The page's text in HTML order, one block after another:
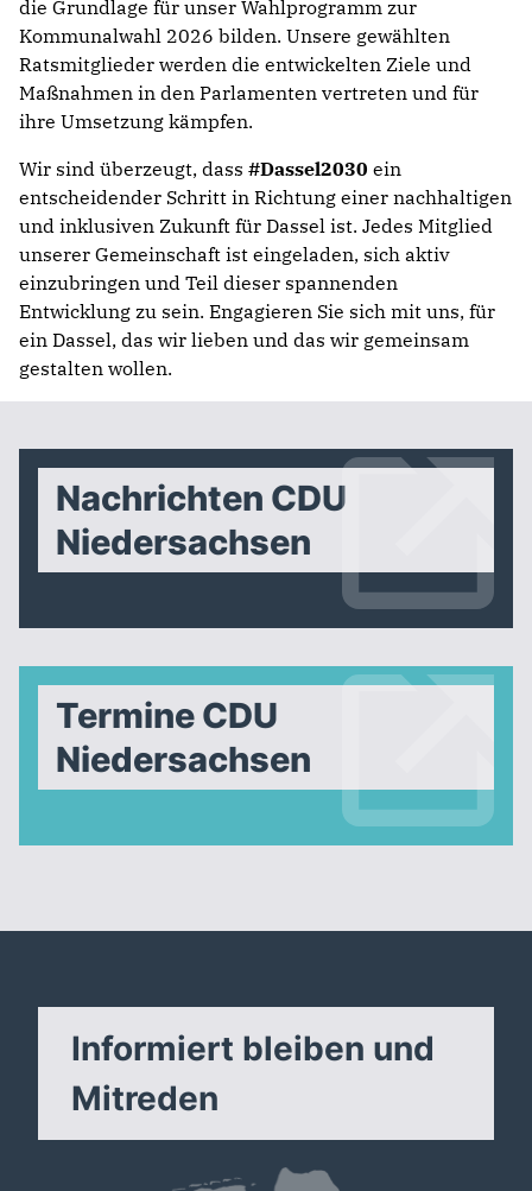
die Grundlage für unser Wahlprogramm zur
Kommunalwahl 2026 bilden. Unsere gewählten
Ratsmitglieder werden die entwickelten Ziele und
Maßnahmen in den Parlamenten vertreten und für
ihre Umsetzung kämpfen.
Wir sind überzeugt, dass #Dassel2030 ein
entscheidender Schritt in Richtung einer nachhaltigen
und inklusiven Zukunft für Dassel ist. Jedes Mitglied
unserer Gemeinschaft ist eingeladen, sich aktiv
einzubringen und Teil dieser spannenden
Entwicklung zu sein. Engagieren Sie sich mit uns, für
ein Dassel, das wir lieben und das wir gemeinsam
gestalten wollen.
Nachrichten CDU
Niedersachsen
Termine CDU
Niedersachsen
Informiert bleiben und
Mitreden